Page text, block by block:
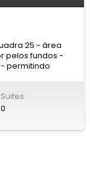
25 - área
pelos fundos -
- permitindo
- Marcos
- Marcos Siqueira
quase 20
Suites
0